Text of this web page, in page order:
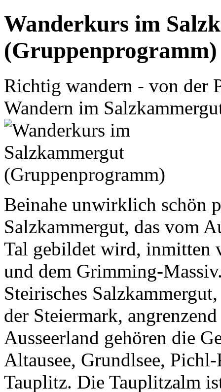
Wanderkurs im
(Gruppenprogramm)
Richtig wandern - von der
Wandern im
Beinahe unwirklich schön
Salzkammergut, das vom
Tal gebildet wird, inmitten
und dem Grimming-
Steirisches
der Steiermark,
Ausseerland gehören die
Altausee, Grundlsee,
Tauplitz. Die Tauplitzalm